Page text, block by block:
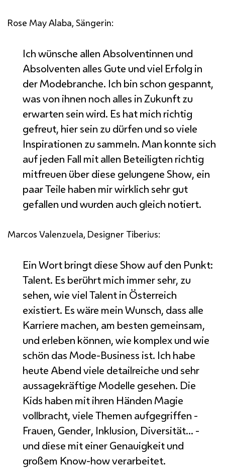
Rose MayAlaba, Sängerin:
Ich wünsche allen Absolventinnen und
Absolventen alles Gute und viel Erfolg in
der Modebranche. Ich bin schon gespannt,
was von ihnen noch alles in Zukunft zu
erwarten sein wird. Es hat mich richtig
gefreut, hier sein zu dürfen und so viele
Inspirationen zu sammeln. Man konnte sich
auf jeden Fall mit allen Beteiligten richtig
mitfreuen über diese gelungeneShow, ein
paar Teile haben mir wirklich sehr gut
gefallen und wurden auch gleich notiert.
Marcos Valenzuela, Designer Tiberius:
Ein Wort bringt dieseShowauf den Punkt:
Talent. Es berührt mich immer sehr, zu
sehen, wie viel Talent in Österreich
existiert. Es wäre mein Wunsch, dass alle
Karriere machen, am besten gemeinsam,
und erleben können, wie komplex und wie
schön das Mode-Business ist. Ich habe
heute Abend viele detailreiche und sehr
aussagekräftige Modelle gesehen. Die
Kids haben mit ihren Händen Magie
vollbracht, viele Themen aufgegriffen -
Frauen, Gender, Inklusion, Diversität... -
und diese mit einer Genauigkeit und
großem Know-howverarbeitet.